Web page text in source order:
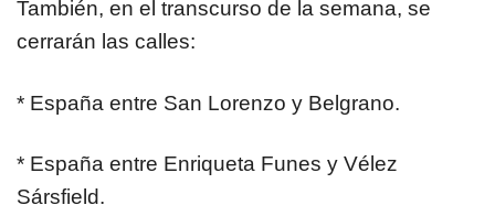
También, en el transcurso de la semana, se
cerrarán las calles:
* España entre San Lorenzo y Belgrano.
* España entre Enriqueta Funes y Vélez
Sársfield.